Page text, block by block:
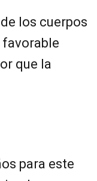
los cuerpos
que la
para este